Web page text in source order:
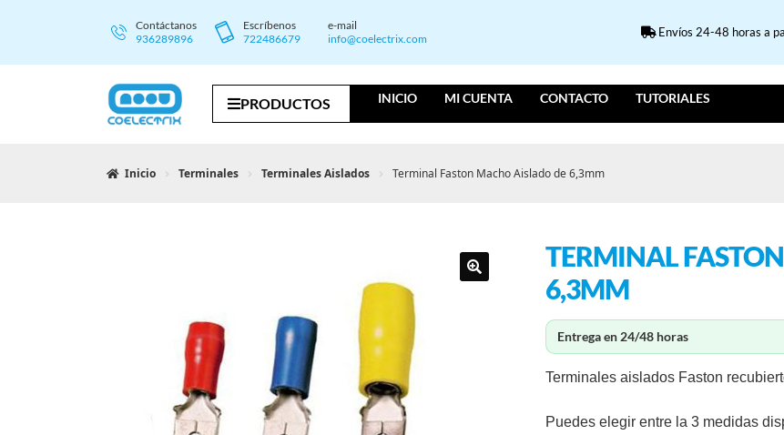
Contáctanos
936289896
Escríbenos
722486679
e-mail
info@coelectrix.com
Envíos 24-48 horas a
PRODUCTOS INICIO MI CUENTA CONTACTO TUTORIALES
Inicio Terminales Terminales Aislados Terminal Faston Macho Aislado de 6,3mm
TERMINAL
6,3MM
Entrega en 24/48 horas
Terminales aislados Faston
Puedes elegir entre la 3 medidas